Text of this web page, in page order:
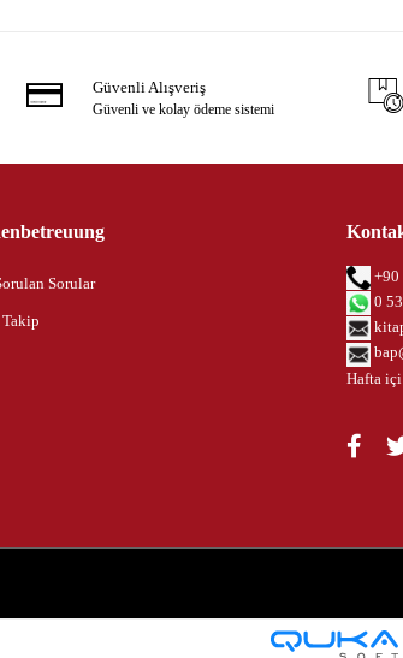
Güvenli Alışveriş
Güvenli ve kolay ödeme sistemi
Sorular
+90
0
Hafta içi